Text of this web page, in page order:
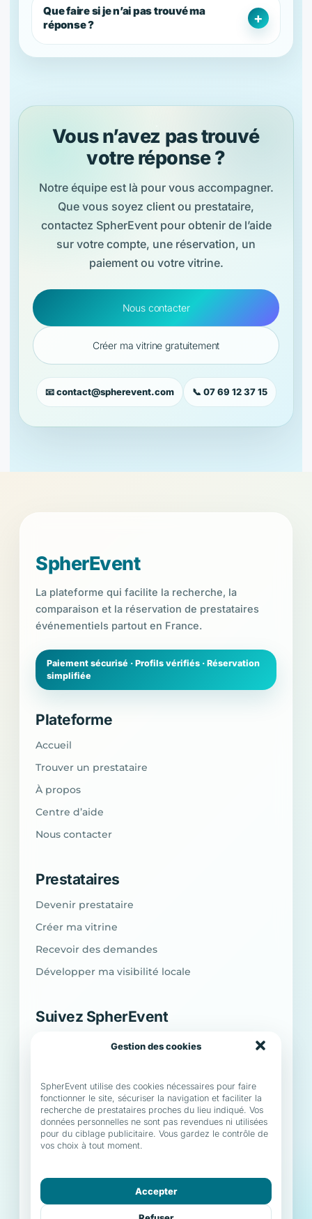
Gestion des cookies
SpherEvent utilise des cookies nécessaires pour faire
fonctionner le site, sécuriser la navigation et faciliter la
recherche de prestataires proches du lieu indiqué. Vos
données personnelles ne sont pas revendues ni utilisées
pour du ciblage publicitaire. Vous gardez le contrôle de
vos choix à tout moment.
Accepter
Que faire si je n’ai pas trouvé ma
réponse ?
Vous n’avez pas trouvé
votre réponse ?
Notre équipe est là pour vous accompagner.
Que vous soyez client ou prestataire,
contactez SpherEvent pour obtenir de l’aide
sur votre compte, une réservation, un
paiement ou votre vitrine.
Nous contacter
Créer ma vitrine gratuitement
📧 contact@spherevent.com 📞 07 69 12 37 15
SpherEvent
La plateforme qui facilite la recherche, la
comparaison et la réservation de prestataires
événementiels partout en France.
Paiement sécurisé · Profils vérifiés · Réservation
simplifiée
Plateforme
Accueil
Trouver un prestataire
À propos
Centre d’aide
Nous contacter
Prestataires
Devenir prestataire
Créer ma vitrine
Recevoir des demandes
Développer ma visibilité locale
Suivez SpherEvent
Retrouvez l’univers SpherEvent, les nouveautés de
IG Instagram Facebook
X X (Twitter)
© 2026 SpherEvent · Tous droits réservés.